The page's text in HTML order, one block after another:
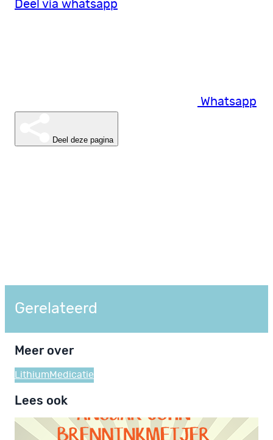
Deel via whatsapp
Whatsapp
Deel deze pagina
Gerelateerd
Meer over
Lithium Medicatie
Lees ook